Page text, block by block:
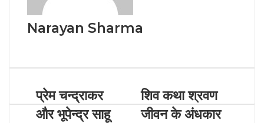
Narayan Sharma
b
t
प्रेम चन्द्राकर
और भूपेन्द्र साहू
शिव कथा श्रवण
जीवन के अंधकार